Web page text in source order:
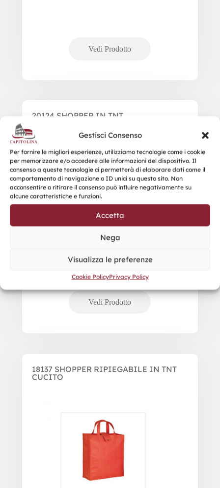
Gestisci Consenso
Per fornire le migliori esperienze, utilizziamo tecnologie come i cookie
per memorizzare e/o accedere alle informazioni del dispositivo. Il
consenso a queste tecnologie ci permetterà di elaborare dati come il
comportamento di navigazione o ID unici su questo sito. Non
acconsentire o ritirare il consenso può influire negativamente su
alcune caratteristiche e funzioni.
Accetta
Nega
Visualizza le preferenze
Cookie PolicyPrivacy Policy
20124 SHOPPER IN TNT
18137 SHOPPER RIPIEGABILE IN TNT
CUCITO